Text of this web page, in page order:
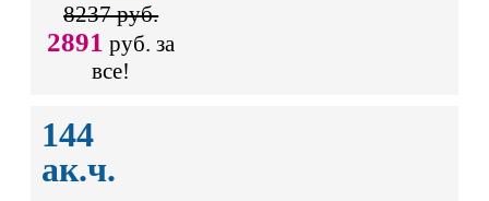
8237 руб.
2891 руб. за
все!
144
ак.ч.